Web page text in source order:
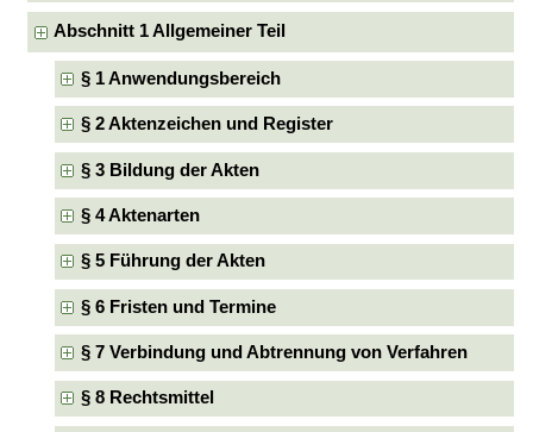
Abschnitt 1 Allgemeiner Teil
§ 1 Anwendungsbereich
§ 2 Aktenzeichen und Register
§ 3 Bildung der Akten
§ 4 Aktenarten
§ 5 Führung der Akten
§ 6 Fristen und Termine
§ 7 Verbindung und Abtrennung von Verfahren
§ 8 Rechtsmittel